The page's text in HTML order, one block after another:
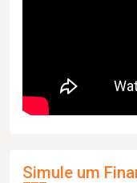
Simule um